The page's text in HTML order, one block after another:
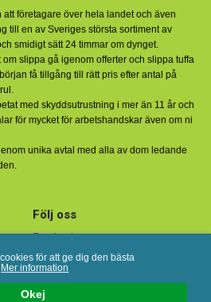
Okej
för att ge dig den bästa
Mer information
företagare över hela landet och även
till en av Sveriges största sortiment av
smidigt sätt 24 timmar om dynget.
om slippa gå igenom offerter och slippa tuffa
få tillgång till rätt pris efter antal på
med skyddsutrustning i mer än 11 år och
för mycket för arbetshandskar även om ni
unika avtal med alla av dom ledande
Följ oss
Facebook
Instagram
Linkedin